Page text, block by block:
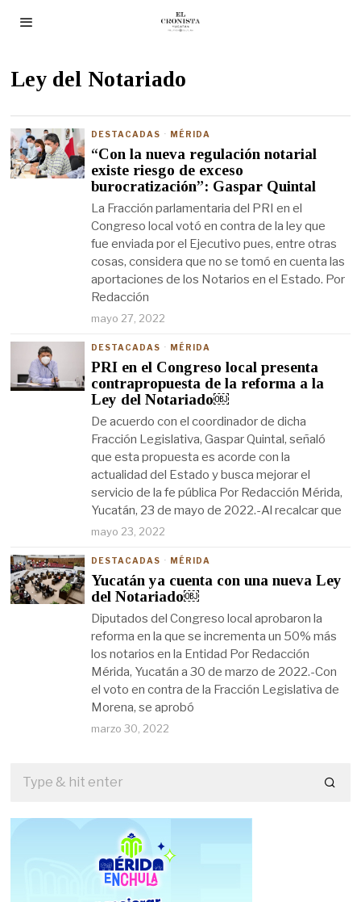
Ley del Notariado
DESTACADAS · MÉRIDA
“Con la nueva regulación notarial
existe riesgo de exceso
burocratización”: Gaspar Quintal
La Fracción parlamentaria del PRI en el
Congreso local votó en contra de la ley que
fue enviada por el Ejecutivo pues, entre otras
cosas, considera que no se tomó en cuenta las
aportaciones de los Notarios en el Estado. Por
Redacción
mayo 27, 2022
DESTACADAS · MÉRIDA
PRI en el Congreso local presenta
contrapropuesta de la reforma a la
Ley del Notariado￼
De acuerdo con el coordinador de dicha
Fracción Legislativa, Gaspar Quintal, señaló
que esta propuesta es acorde con la
actualidad del Estado y busca mejorar el
servicio de la fe pública Por Redacción Mérida,
Yucatán, 23 de mayo de 2022.-Al recalcar que
mayo 23, 2022
DESTACADAS · MÉRIDA
Yucatán ya cuenta con una nueva Ley
del Notariado￼
Diputados del Congreso local aprobaron la
reforma en la que se incrementa un 50% más
los notarios en la Entidad Por Redacción
Mérida, Yucatán a 30 de marzo de 2022.-Con
el voto en contra de la Fracción Legislativa de
Morena, se aprobó
marzo 30, 2022